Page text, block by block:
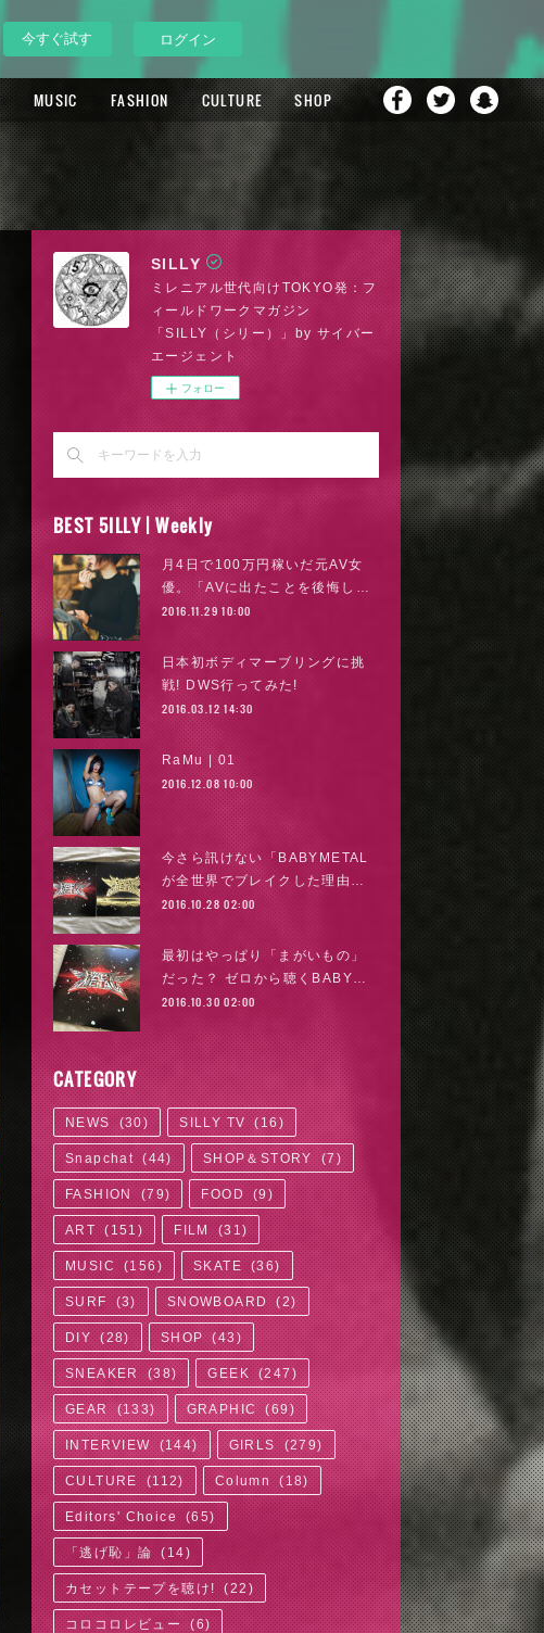
今すぐ試す ログイン
MUSIC FASHION CULTURE SHOP
SILLY
ミレニアル世代向けTOKYO発：フ
ィールドワークマガジン
「SILLY（シリー）」by サイバー
エージェント
フォロー
BEST 5ILLY | Weekly
月4日で100万円稼いだ元AV女
優。「AVに出たことを後悔し…
2016.11.29 10:00
日本初ボディマーブリングに挑
戦! DWS行ってみた!
2016.03.12 14:30
RaMu | 01
2016.12.08 10:00
今さら訊けない「BABYMETAL
が全世界でブレイクした理由…
2016.10.28 02:00
最初はやっぱり「まがいもの」
だった？ ゼロから聴くBABY…
2016.10.30 02:00
CATEGORY
NEWS (30) SILLY TV (16)
Snapchat (44) SHOP＆STORY (7)
FASHION (79) FOOD (9 )
ART ( 151 ) FILM (31)
MUSIC (156 ) SKATE (36)
SURF (3) SNOWBOARD (2)
DIY (28) SHOP (43)
SNEAKER (38) GEEK (247)
GEAR (133) GRAPHIC (69)
INTERVIEW (144) GIRLS (279)
CULTURE (112) Column (18)
Editors' Choice (65)
「逃げ恥」論 ( 14)
カセットテープを聴け! (22 )
コロコロレビュー (6)